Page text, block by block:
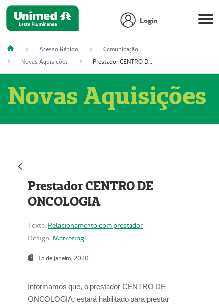
Login
Acesso Rápido
Comunicação
Novas Aquisições
Prestador CENTRO DE ONCOLOGIA
Novas Aquisições
Prestador CENTRO DE
ONCOLOGIA
Texto: Relacionamento com prestador
Design: Marketing
15 de janeiro, 2020
Informamos que, o prestador CENTRO DE
ONCOLOGIA, estará habilitado para prestar